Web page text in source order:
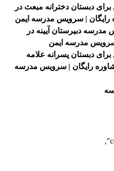
دبستان دخترانه مبعث در
| سرویس مدرسه ایمن
دبیرستان آیینه در
مدرسه ایمن
دبستان پسرانه علامه
رایگان | سرویس مدرسه